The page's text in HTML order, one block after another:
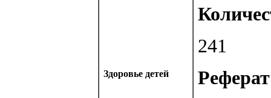
Здоровье детей
241